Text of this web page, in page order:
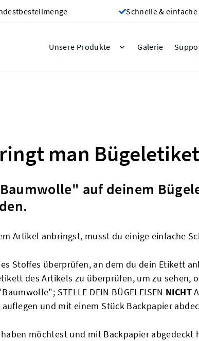
Schnelle &
Unsere Produkte Galerie
man
auf deinem
Artikel anbringst, musst du einige einfache
Stoffes überprüfen, an dem du dein Etikett
des Artikels zu überprüfen, um zu sehen,
STELLE DEIN BÜGELEISEN NICHT
und mit einem Stück Backpapier
möchtest und mit Backpapier abgedeckt